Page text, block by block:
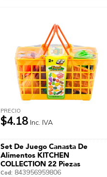
PRECIO
$4.18 Inc. IVA
Set De Juego Canasta De
Alimentos KITCHEN
COLLECTION 22 Piezas
Cod: 843956959806